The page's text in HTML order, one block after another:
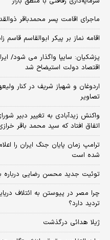
ماجرای اقامت پسر محمدباقر
اقامه نماز بر پیکر ابوالقاسم
پزشکیان: سایپا واگذار می شود/
اقتصاد دولت استیضاح شد
اردوغان و شهباز شریف در کنار
تصاویر
واکنش زیدآبادی به تغییر دبیر
اتفاق افتاد که سید محمد باقر
ترامپ زمان پایان جنگ ایران را
شده است
توئیت جدید محسن رضایی درباره
چرا مصر در پیوستن به ائتلاف
تردید دارد؟
ژیلا هدائی درگذشت